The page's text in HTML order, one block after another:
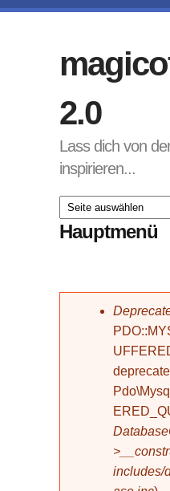
2.0
Lass dich von
inspirieren...
Hauptmenü
includes/